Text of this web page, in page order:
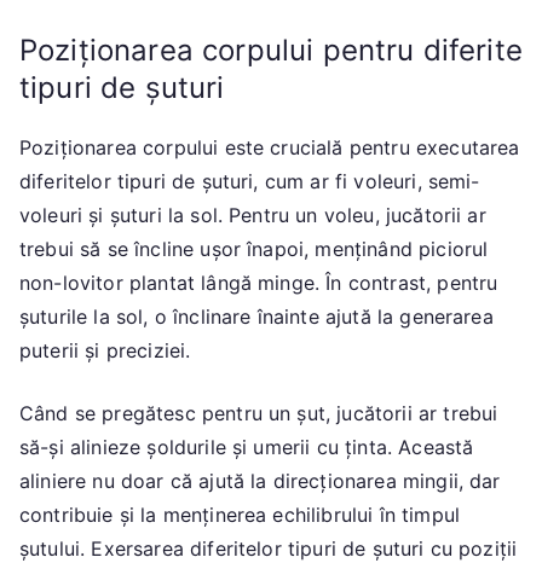
Poziționarea corpului pentru diferite
tipuri de șuturi
Poziționarea corpului este crucială pentru executarea
diferitelor tipuri de șuturi, cum ar fi voleuri, semi-
voleuri și șuturi la sol. Pentru un voleu, jucătorii ar
trebui să se încline ușor înapoi, menținând piciorul
non-lovitor plantat lângă minge. În contrast, pentru
șuturile la sol, o înclinare înainte ajută la generarea
puterii și preciziei.
Când se pregătesc pentru un șut, jucătorii ar trebui
să-și alinieze șoldurile și umerii cu ținta. Această
aliniere nu doar că ajută la direcționarea mingii, dar
contribuie și la menținerea echilibrului în timpul
șutului. Exersarea diferitelor tipuri de șuturi cu poziții